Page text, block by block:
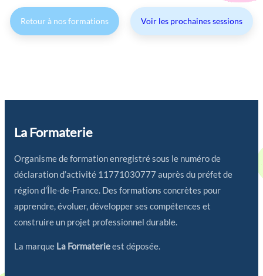
Retour à nos formations Voir les prochaines sessions
La Formaterie
Organisme de formation enregistré sous le numéro de
déclaration d’activité 11771030777 auprès du préfet de
région d’Île-de-France. Des formations concrètes pour
apprendre, évoluer, développer ses compétences et
construire un projet professionnel durable.
La marque La Formaterieest déposée.